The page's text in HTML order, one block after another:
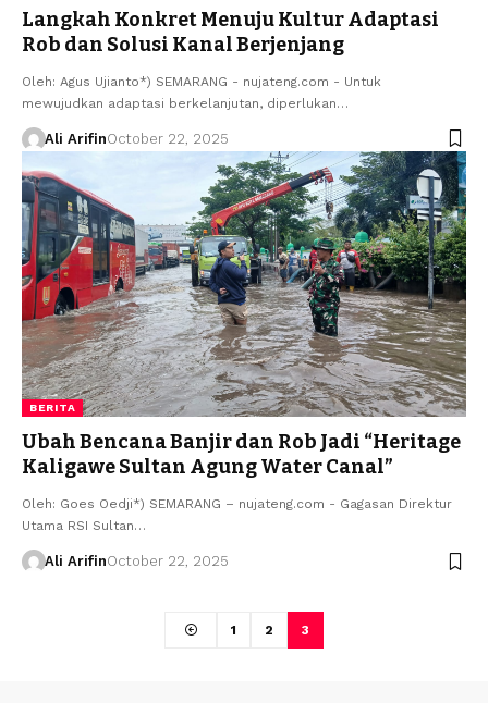
Langkah Konkret Menuju Kultur Adaptasi
Rob dan Solusi Kanal Berjenjang
Oleh: Agus Ujianto*) SEMARANG - nujateng.com - ​Untuk
mewujudkan adaptasi berkelanjutan, diperlukan…
Ali ArifinOctober 22, 2025
BERITA
Ubah Bencana Banjir dan Rob Jadi “Heritage
Kaligawe Sultan Agung Water Canal”
Oleh: Goes Oedji*) SEMARANG – nujateng.com - Gagasan Direktur
Utama RSI Sultan…
Ali ArifinOctober 22, 2025
1 2 3